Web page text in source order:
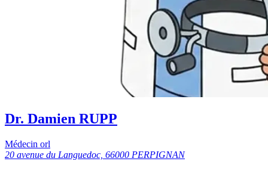
Dr. Damien RUPP
Médecin orl
20 avenue du Languedoc, 66000 PERPIGNAN